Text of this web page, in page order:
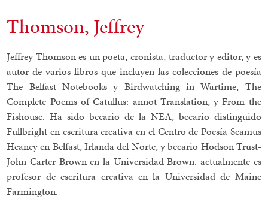
Thomson, Jeffrey
Jeffrey Thomson es un poeta, cronista, traductor y editor, y es
autor de varios libros que incluyen las colecciones de poesía
The Belfast Notebooks y Birdwatching in Wartime, The
Complete Poems of Catullus: annot Translation, y From the
Fishouse. Ha sido becario de la NEA, becario distinguido
Fullbright en escritura creativa en el Centro de Poesía Seamus
Heaney en Belfast, Irlanda del Norte, y becario Hodson Trust-
John Carter Brown en la Universidad Brown. actualmente es
profesor de escritura creativa en la Universidad de Maine
Farmington.